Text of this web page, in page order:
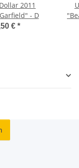
2011
- D
€ *